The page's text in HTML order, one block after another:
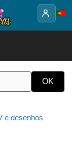
e desenhos